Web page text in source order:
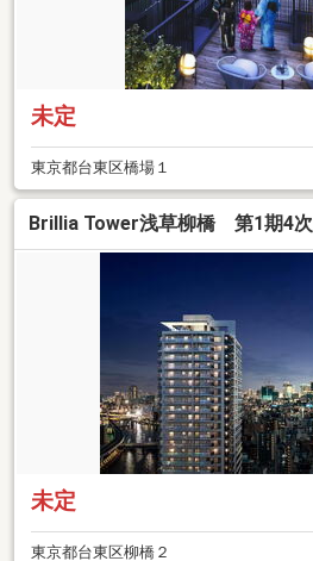
未定
東京都台東区橋場１
Brillia Tower浅草柳橋 第1期4次
未定
東京都台東区柳橋２